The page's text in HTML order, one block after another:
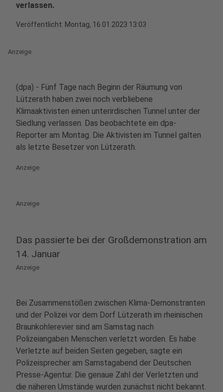
verlassen.
Veröffentlicht: Montag, 16.01.2023 13:03
Anzeige
(dpa) - Fünf Tage nach Beginn der Räumung von
Lützerath haben zwei noch verbliebene
Klimaaktivisten einen unterirdischen Tunnel unter der
Siedlung verlassen. Das beobachtete ein dpa-
Reporter am Montag. Die Aktivisten im Tunnel galten
als letzte Besetzer von Lützerath.
Anzeige
Anzeige
Das passierte bei der Großdemonstration am
14. Januar
Anzeige
Bei Zusammenstößen zwischen Klima-Demonstranten
und der Polizei vor dem Dorf Lützerath im rheinischen
Braunkohlerevier sind am Samstag nach
Polizeiangaben Menschen verletzt worden. Es habe
Verletzte auf beiden Seiten gegeben, sagte ein
Polizeisprecher am Samstagabend der Deutschen
Presse-Agentur. Die genaue Zahl der Verletzten und
die näheren Umstände wurden zunächst nicht bekannt.